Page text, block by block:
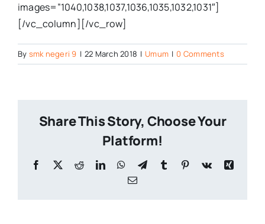
images=”1040,1038,1037,1036,1035,1032,1031″]
[/vc_column][/vc_row]
By smk negeri 9 | 22 March 2018 | Umum | 0 Comments
Share This Story, Choose Your
Platform!
Facebook
X RedditLinkedInWhatsApp
TelegramTumblr Pinterest
Vk
Xing
Email